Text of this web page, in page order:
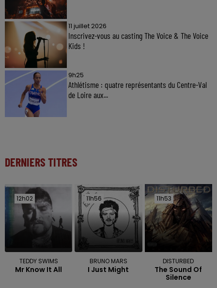
11 juillet 2026
Inscrivez-vous au casting The Voice & The Voice
Kids !
9h25
Athlétisme : quatre représentants du Centre-Val
de Loire aux...
DERNIERS TITRES
12h02
12h02
TEDDY SWIMS
Mr Know It All
11h56
11h56
BRUNO MARS
I Just Might
11h53
11h53
DISTURBED
The Sound Of
Silence